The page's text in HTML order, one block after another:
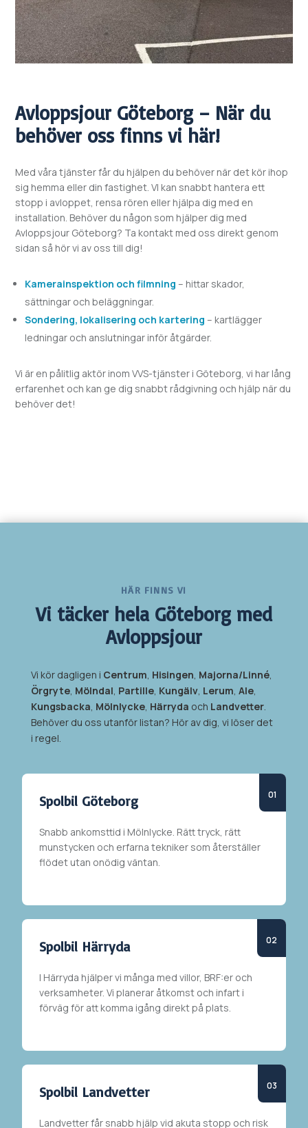
Avloppsjour Göteborg – När du
behöver oss finns vi här!
Med våra tjänster får du hjälpen du behöver när det kör ihop
sig hemma eller din fastighet. VI kan snabbt hantera ett
stopp i avloppet, rensa rören eller hjälpa dig med en
installation. Behöver du någon som hjälper dig med
Avloppsjour Göteborg? Ta kontakt med oss direkt genom
sidan så hör vi av oss till dig!
Kamerainspektion och filmning – hittar skador,
sättningar och beläggningar.
Sondering, lokalisering och kartering – kartlägger
ledningar och anslutningar inför åtgärder.
Vi är en pålitlig aktör inom VVS-tjänster i Göteborg, vi har lång
erfarenhet och kan ge dig snabbt rådgivning och hjälp när du
behöver det!
HÄR FINNS VI
Vi täcker hela Göteborg med
Avloppsjour
Vi kör dagligen i Centrum, Hisingen, Majorna/Linné,
Örgryte, Mölndal, Partille, Kungälv, Lerum, Ale,
Kungsbacka, Mölnlycke, Härryda och Landvetter.
Behöver du oss utanför listan? Hör av dig, vi löser det
i regel.
Spolbil Göteborg
Snabb ankomsttid i Mölnlycke. Rätt tryck, rätt
munstycken och erfarna tekniker som återställer
flödet utan onödig väntan.
Spolbil Härryda
I Härryda hjälper vi många med villor, BRF:er och
verksamheter. Vi planerar åtkomst och infart i
förväg för att komma igång direkt på plats.
Spolbil Landvetter
Landvetter får snabb hjälp vid akuta stopp och risk